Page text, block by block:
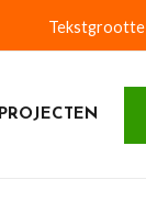
Tekstgrootte
PROJECTEN